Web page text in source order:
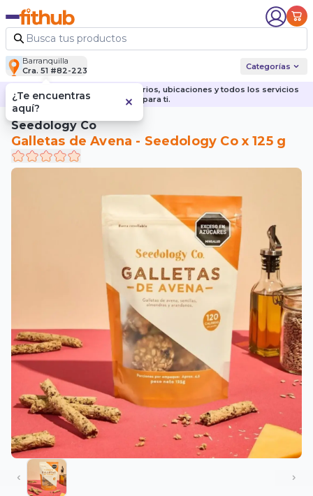
Barranquilla
Cra. 51 #82-223
Categorías
Descubre nuestras sedes, horarios, ubicaciones y todos los servicios
para ti.
Seedology Co
Galletas de Avena - Seedology Co x 125 g
¿Te encuentras
aquí?